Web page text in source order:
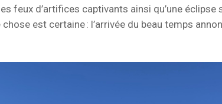
feux d’artifices captivants ainsi qu’une éclipse
chose est certaine : l’arrivée du beau temps